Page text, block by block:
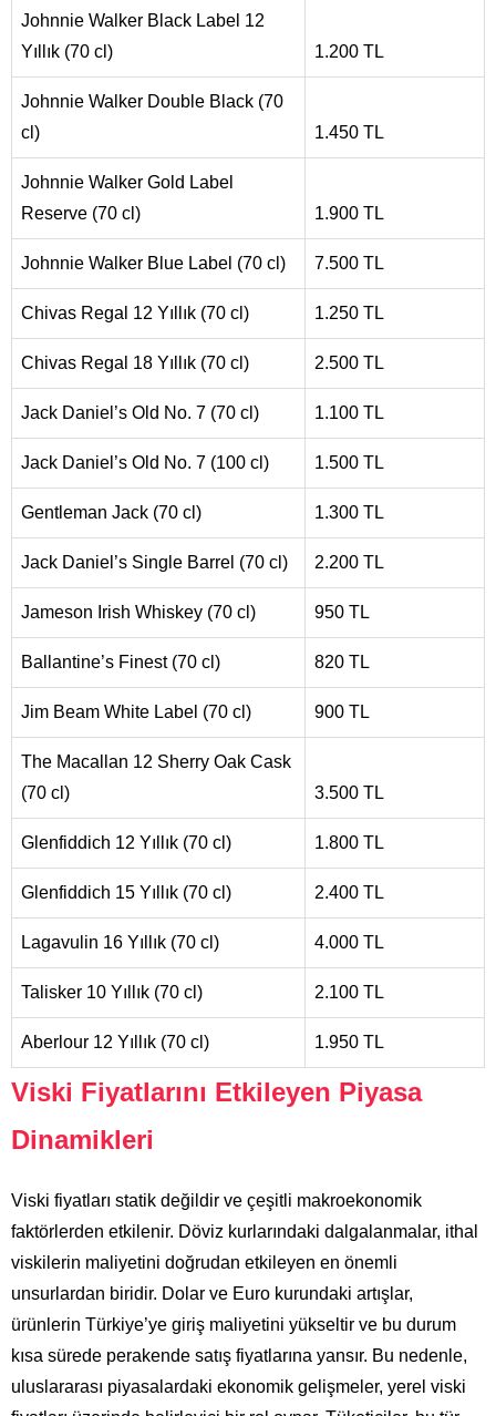
Johnnie Walker Black Label 12
Yıllık (70 cl)
1.200 TL
Johnnie Walker Double Black (70
cl)
1.450 TL
Johnnie Walker Gold Label
Reserve (70 cl)
1.900 TL
Johnnie Walker Blue Label (70 cl) 7.500 TL
Chivas Regal 12 Yıllık (70 cl) 1.250 TL
Chivas Regal 18 Yıllık (70 cl) 2.500 TL
Jack Daniel’s Old No. 7 (70 cl) 1.100 TL
Jack Daniel’s Old No. 7 (100 cl) 1.500 TL
Gentleman Jack (70 cl) 1.300 TL
Jack Daniel’s Single Barrel (70 cl) 2.200 TL
Jameson Irish Whiskey (70 cl) 950 TL
Ballantine’s Finest (70 cl) 820 TL
Jim Beam White Label (70 cl) 900 TL
The Macallan 12 Sherry Oak Cask
(70 cl)
3.500 TL
Glenfiddich 12 Yıllık (70 cl) 1.800 TL
Glenfiddich 15 Yıllık (70 cl) 2.400 TL
Lagavulin 16 Yıllık (70 cl) 4.000 TL
Talisker 10 Yıllık (70 cl) 2.100 TL
Aberlour 12 Yıllık (70 cl) 1.950 TL
Viski Fiyatlarını Etkileyen Piyasa
Dinamikleri
Viski fiyatları statik değildir ve çeşitli makroekonomik
faktörlerden etkilenir. Döviz kurlarındaki dalgalanmalar, ithal
viskilerin maliyetini doğrudan etkileyen en önemli
unsurlardan biridir. Dolar ve Euro kurundaki artışlar,
ürünlerin Türkiye’ye giriş maliyetini yükseltir ve bu durum
kısa sürede perakende satış fiyatlarına yansır. Bu nedenle,
uluslararası piyasalardaki ekonomik gelişmeler, yerel viski